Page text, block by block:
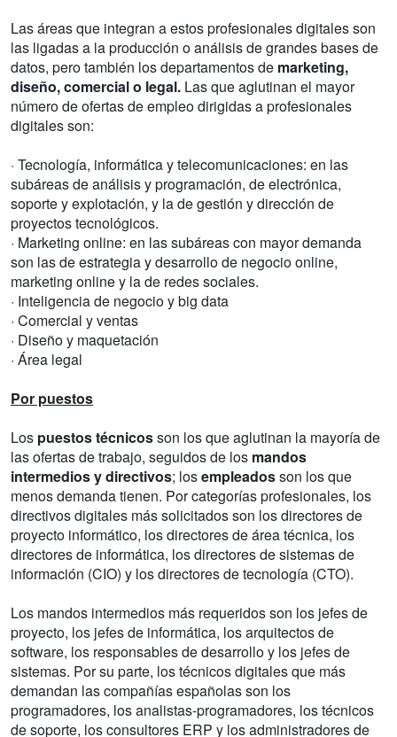
Las áreas que integran a estos profesionales digitales son
las ligadas a la producción o análisis de grandes bases de
datos, pero también los departamentos de marketing,
diseño, comercial o legal. Las que aglutinan el mayor
número de ofertas de empleo dirigidas a profesionales
digitales son:
· Tecnología, informática y telecomunicaciones: en las
subáreas de análisis y programación, de electrónica,
soporte y explotación, y la de gestión y dirección de
proyectos tecnológicos.
· Marketing online: en las subáreas con mayor demanda
son las de estrategia y desarrollo de negocio online,
marketing online y la de redes sociales.
· Inteligencia de negocio y big data
· Comercial y ventas
· Diseño y maquetación
· Área legal
Por puestos
Los puestos técnicosson los que aglutinan la mayoría de
las ofertas de trabajo, seguidos de los mandos
intermedios y directivos; losempleadosson los que
menos demanda tienen. Por categorías profesionales, los
directivos digitales más solicitados son los directores de
proyecto informático, los directores de área técnica, los
directores de informática, los directores de sistemas de
información (CIO) y los directores de tecnología (CTO).
Los mandos intermedios más requeridos son los jefes de
proyecto, los jefes de informática, los arquitectos de
software, los responsables de desarrollo y los jefes de
sistemas. Por su parte, los técnicos digitales que más
demandan las compañías españolas son los
programadores, los analistas-programadores, los técnicos
de soporte, los consultores ERP y los administradores de